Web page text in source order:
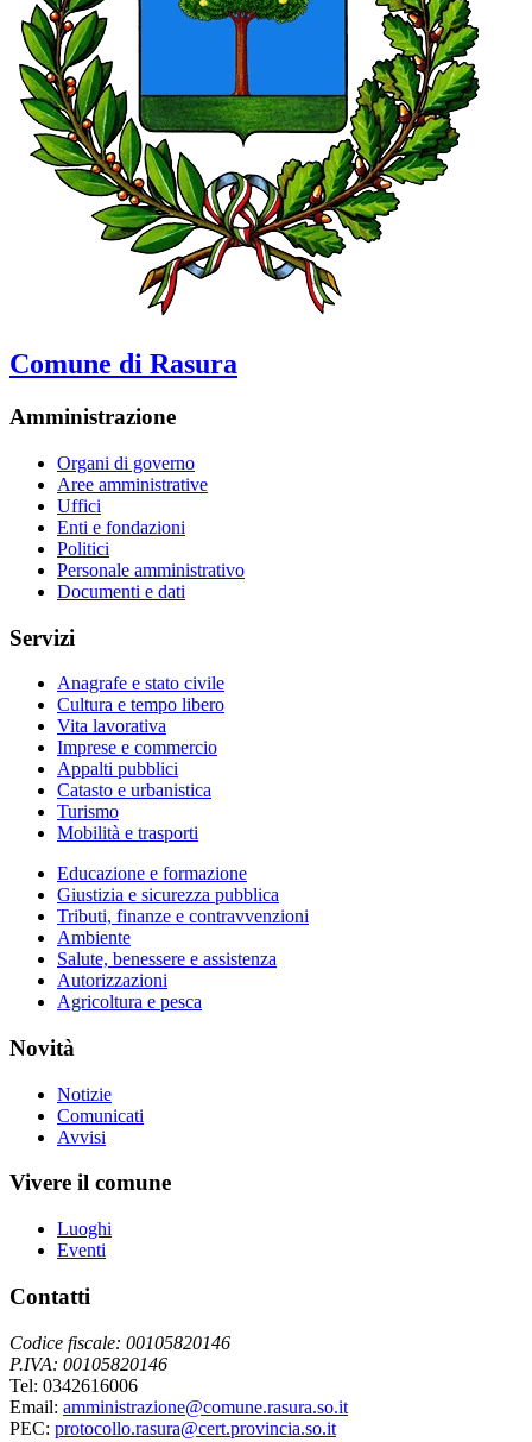
Comune di Rasura
Amministrazione
Organi di governo
Aree amministrative
Uffici
Enti e fondazioni
Politici
Personale amministrativo
Documenti e dati
Servizi
Anagrafe e stato civile
Cultura e tempo libero
Vita lavorativa
Imprese e commercio
Appalti pubblici
Catasto e urbanistica
Turismo
Mobilità e trasporti
Educazione e formazione
Giustizia e sicurezza pubblica
Tributi, finanze e contravvenzioni
Ambiente
Salute, benessere e assistenza
Autorizzazioni
Agricoltura e pesca
Novità
Notizie
Comunicati
Avvisi
Vivere il comune
Luoghi
Eventi
Contatti
Codice fiscale: 00105820146
P.IVA: 00105820146
Tel: 0342616006
Email: amministrazione@comune.rasura.so.it
PEC: protocollo.rasura@cert.provincia.so.it